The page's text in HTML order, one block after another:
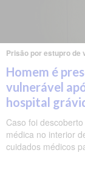
Prisão por estupro de
Homem é
vulnerável
hospital
Caso foi
médica no interior
cuidados médicos